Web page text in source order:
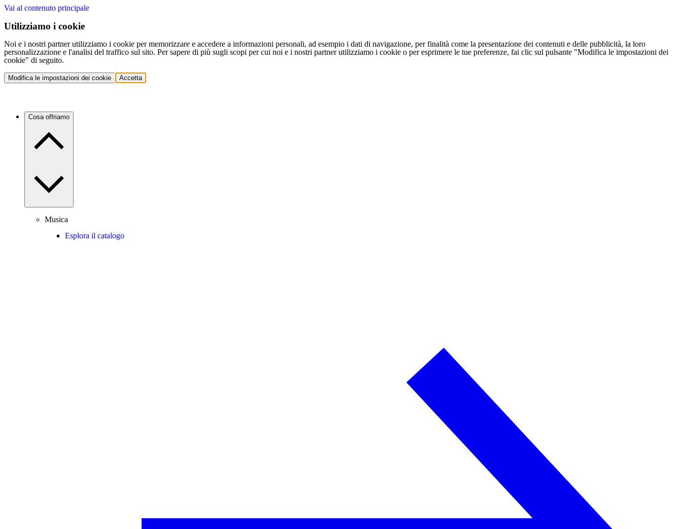
Vai al contenuto principale
Utilizziamo i cookie
Noi e i nostri partner utilizziamo i cookie per memorizzare e accedere a informazioni personali, ad esempio i dati di navigazione, per finalità come la presentazione dei contenuti e delle pubblicità, la loro
personalizzazione e l'analisi del traffico sul sito. Per sapere di più sugli scopi per cui noi e i nostri partner utilizziamo i cookie o per esprimere le tue preferenze, fai clic sul pulsante "Modifica le impostazioni dei
cookie" di seguito.
Modifica le impostazioni dei cookie Accetta
Cosa offriamo
Musica
Esplora il catalogo